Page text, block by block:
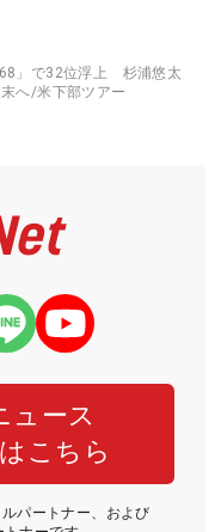
」で32位浮上 杉浦悠太
へ/米下部ツアー
ュース
こちら
パートナー、および